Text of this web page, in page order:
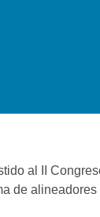
al II
de